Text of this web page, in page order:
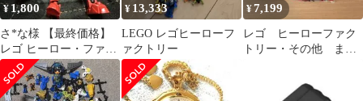
¥ 1,800
さ*な様 【最終価格】
レゴ ヒーロー・ファク
トリー ファーノ
6293
¥ 13,333
LEGO レゴヒーローフ
ァクトリー
¥7,199
レゴ ヒーローファク
トリー・その他 まと